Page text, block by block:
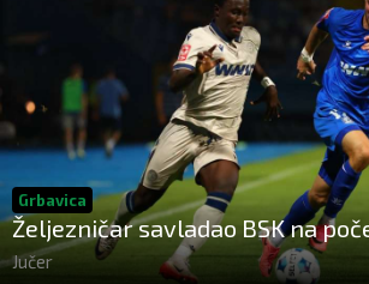
Grbavica
Željezničar savladao BSK na
sezone Wwin lige BiH
Jučer